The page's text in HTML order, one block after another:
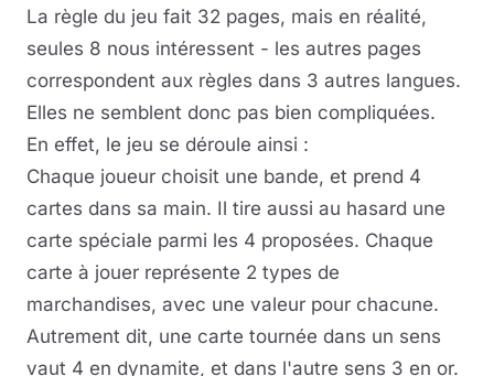
La règle du jeu fait 32 pages, mais en réalité,
seules 8 nous intéressent - les autres pages
correspondent aux règles dans 3 autres langues.
Elles ne semblent donc pas bien compliquées.
En effet, le jeu se déroule ainsi :
Chaque joueur choisit une bande, et prend 4
cartes dans sa main. Il tire aussi au hasard une
carte spéciale parmi les 4 proposées. Chaque
carte à jouer représente 2 types de
marchandises, avec une valeur pour chacune.
Autrement dit, une carte tournée dans un sens
vaut 4 en dynamite, et dans l'autre sens 3 en or.